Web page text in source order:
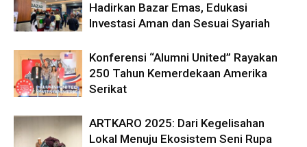
Hadirkan Bazar Emas, Edukasi
Investasi Aman dan Sesuai Syariah
Konferensi “Alumni United” Rayakan
250 Tahun Kemerdekaan Amerika
Serikat
ARTKARO 2025: Dari Kegelisahan
Lokal Menuju Ekosistem Seni Rupa